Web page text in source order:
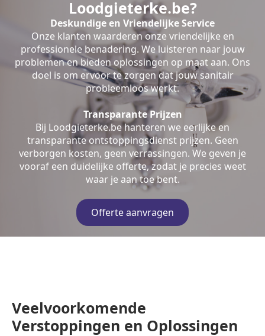
Loodgieterke.be?
Deskundige en Vriendelijke Service
Onze klanten waarderen onze vriendelijke en
professionele benadering. We luisteren naar jouw
problemen en bieden oplossingen op maat aan. Ons
doel is om ervoor te zorgen dat jouw sanitair
probleemloos werkt.
Transparante Prijzen
Bij Loodgieterke.be hanteren we eerlijke en
transparante ontstoppingsdienst prijzen. Geen
verborgen kosten, geen verrassingen. We geven je
vooraf een duidelijke offerte, zodat je precies weet
waar je aan toe bent.
Offerte aanvragen
Veelvoorkomende
Verstoppingen en Oplossingen